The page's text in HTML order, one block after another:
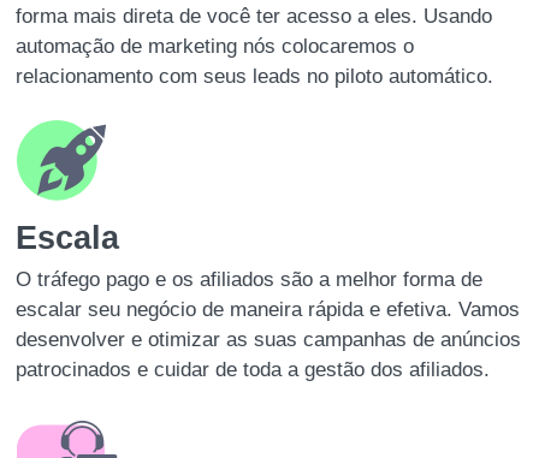
forma mais direta de você ter acesso a eles. Usando
automação de marketing nós colocaremos o
relacionamento com seus leads no piloto automático.
Escala
O tráfego pago e os afiliados são a melhor forma de
escalar seu negócio de maneira rápida e efetiva. Vamos
desenvolver e otimizar as suas campanhas de anúncios
patrocinados e cuidar de toda a gestão dos afiliados.